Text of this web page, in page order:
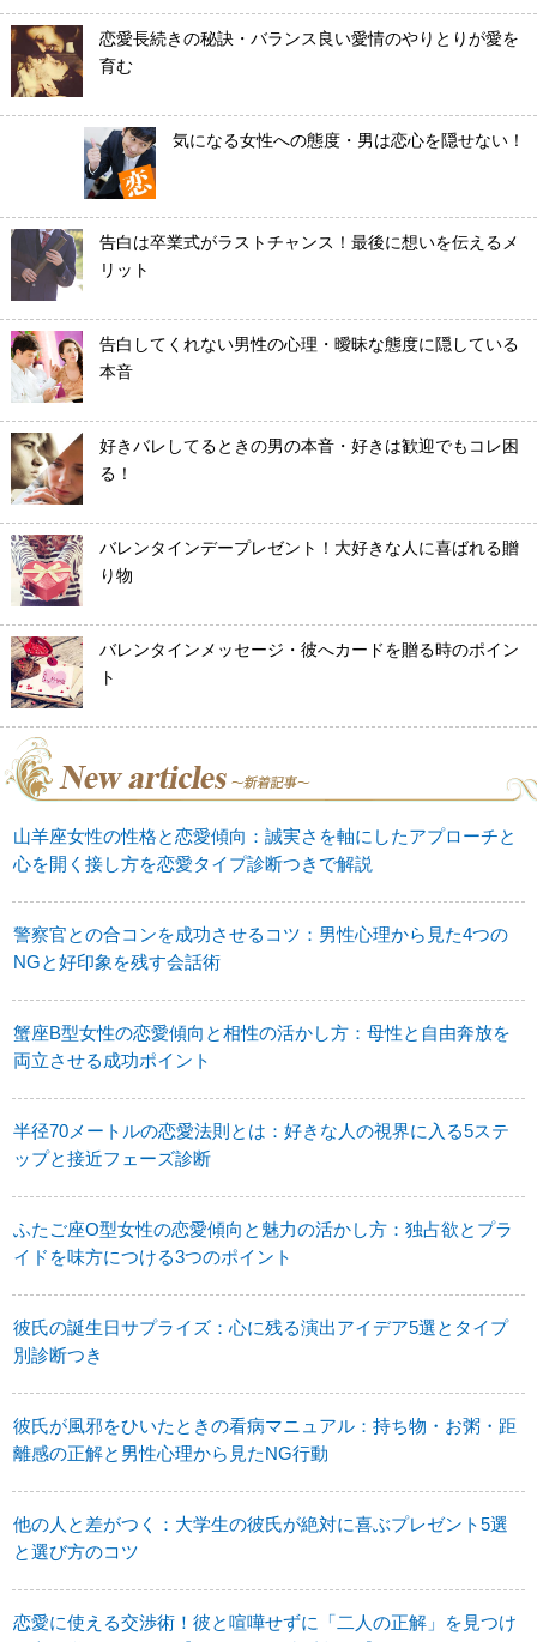
恋愛長続きの秘訣・バランス良い愛情のやりとりが愛を
育む
気になる女性への態度・男は恋心を隠せない！
告白は卒業式がラストチャンス！最後に想いを伝えるメ
リット
告白してくれない男性の心理・曖昧な態度に隠している
本音
好きバレしてるときの男の本音・好きは歓迎でもコレ困
る！
バレンタインデープレゼント！大好きな人に喜ばれる贈
り物
バレンタインメッセージ・彼へカードを贈る時のポイン
ト
山羊座女性の性格と恋愛傾向：誠実さを軸にしたアプローチと
心を開く接し方を恋愛タイプ診断つきで解説
警察官との合コンを成功させるコツ：男性心理から見た4つの
NGと好印象を残す会話術
蟹座B型女性の恋愛傾向と相性の活かし方：母性と自由奔放を
両立させる成功ポイント
半径70メートルの恋愛法則とは：好きな人の視界に入る5ステ
ップと接近フェーズ診断
ふたご座O型女性の恋愛傾向と魅力の活かし方：独占欲とプラ
イドを味方につける3つのポイント
彼氏の誕生日サプライズ：心に残る演出アイデア5選とタイプ
別診断つき
彼氏が風邪をひいたときの看病マニュアル：持ち物・お粥・距
離感の正解と男性心理から見たNG行動
他の人と差がつく：大学生の彼氏が絶対に喜ぶプレゼント5選
と選び方のコツ
恋愛に使える交渉術！彼と喧嘩せずに「二人の正解」を見つけ